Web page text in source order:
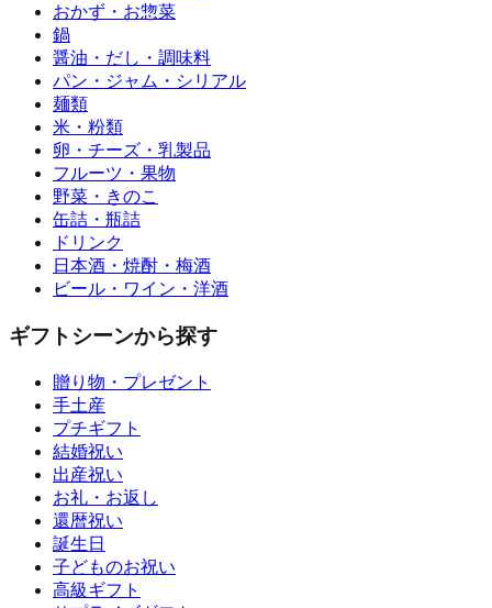
おかず・お惣菜
鍋
醤油・だし・調味料
パン・ジャム・シリアル
麺類
米・粉類
卵・チーズ・乳製品
フルーツ・果物
野菜・きのこ
缶詰・瓶詰
ドリンク
日本酒・焼酎・梅酒
ビール・ワイン・洋酒
ギフトシーンから探す
贈り物・プレゼント
手土産
プチギフト
結婚祝い
出産祝い
お礼・お返し
還暦祝い
誕生日
子どものお祝い
高級ギフト